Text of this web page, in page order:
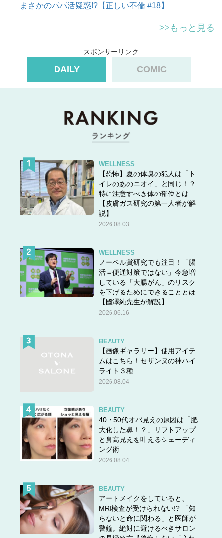
まさかのパパ活疑惑!?【正しい不倫 #18】
>>もっと見る
スポンサーリンク
DAILY COMIC
WELLNESS
【恐怖】夏の体臭の犯人は「ト
イレのあのニオイ」と同じ！？
特に注意すべき体の部位とは
【皮膚ガス研究の第一人者が解
説】
2026.08.03
WELLNESS
ノーベル賞研究でも注目！「腸
活＝便通対策ではない」今急増
している「大腸がん」のリスク
を下げるためにできることとは
【國澤純先生が解説】
2026.06.16
BEAUTY
【画像ギャラリー】使用アイテ
ムはこちら！セザンヌの神ハイ
ライト３種
2026.08.04
BEAUTY
40・50代オバ見えの原因は「肥
大化した鼻！？」リフトアップ
と鼻高見えを叶えるシェーディ
ング術
2026.08.04
BEAUTY
アートメイクをしていると、
MRI検査が受けられない!? 「知
らないと命に関わる」と医師が
警鐘。絶対に避けるべきサロン